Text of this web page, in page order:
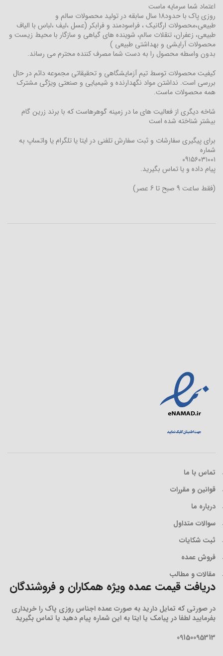
اعتماد شما سرمایه ماست
روزی پاک با حدود18 سال سابقه در تولید محصولات سالم و
طبیعی،محصولات ارگانیک ، فراسودمند و فرابکر (عسل ،لیف ،لباس با الیاف
طبیعی، زعفران، تنقلات سالم، شوینده های گیاهی و سازگار با محیط زیست و
محصولات آرایشی و بهداشتی طبیعی )
بدون واسطه محصول را به دست شما مصرف کننده محترم می رساند.
کیفیت محصولات توسط تیم آزمایشگاهی و تحقیقاتی مجموعه دائم در حال
بررسی است. نداشتن مواد نگهدارنده و شیمیایی و صنعتی ویژگی مشترک
همه محصولات ماست.
شاخه دیگری از فعالیت های ما در زمینه گوهرهاست که با برند زرین گام
بیشتر شناخته شده است
برای پیگیری سفارشات و ثبت سفارش تلفنی در ایتا یا تلگرام یا واتساپ به
شماره
۰۹۱۵۶۰۳۱۰۰۱
پیام داده و یا تماس بگیرید.
(فقط ساعت 9 صبح تا 6 عصر)
تماس با ما
قوانین و مقررات
درباره ما
سوالات متداول
ثبت شکایات
فروش عمده
مقالات و مطالب
دریافت قیمت عمده ویژه همکاران و فروشندگان
در صورتی که تمایل دارید به صورت عمده اجناس روزی پاک را خریداری
بفرمایید لطفا در پیامک یا ایتا به این شماره پیام دهید یا تماس بگیرید
09150095313